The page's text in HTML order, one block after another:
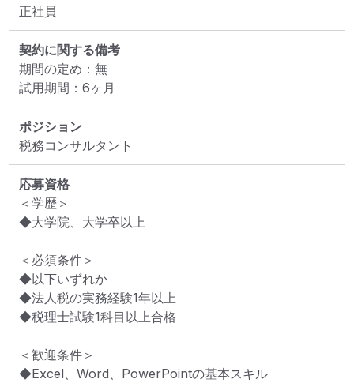
正社員
契約に関する備考
期間の定め：無
試用期間：6ヶ月
ポジション
税務コンサルタント
応募資格
＜学歴＞
◆大学院、大学卒以上
＜必須条件＞
◆以下いずれか
◆法人税の実務経験1年以上
◆税理士試験1科目以上合格
＜歓迎条件＞
◆Excel、Word、PowerPointの基本スキル